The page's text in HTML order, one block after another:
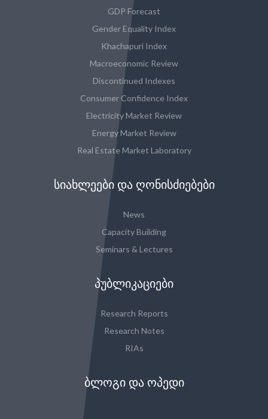
GDP Forecast
Gender Equality Index
Khachapuri Index
Macroeconomic Review
Discontinued Indexes
Consumer Confidence Index
Electricity Market Review
Energy Market Review
Real Estate Market Laboratory
ᲡᲘᲐᲮᲚᲔᲔᲑᲘ ᲓᲐ ᲦᲝᲜᲘᲡᲫᲘᲔᲑᲔᲑᲘ
News
Capacity Building
Seminars & Lectures
ᲞᲣᲑᲚᲘᲙᲐᲪᲘᲔᲑᲘ
Research Reports
Research Notes
RIAs
ᲑᲚᲝᲒᲘ ᲓᲐ ᲝᲞᲔᲓᲘ